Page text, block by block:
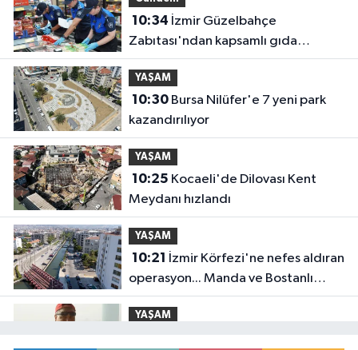
10:34
Zabıtası'ndan kapsamlı gıda
denetimi
YAŞAM
10:30Bursa Nilüfer'e 7 yeni park
kazandırılıyor
YAŞAM
10:25
Meydanı hızlandı
YAŞAM
10:21
operasyon... Manda ve Bostanlı
temizlendi
YAŞAM